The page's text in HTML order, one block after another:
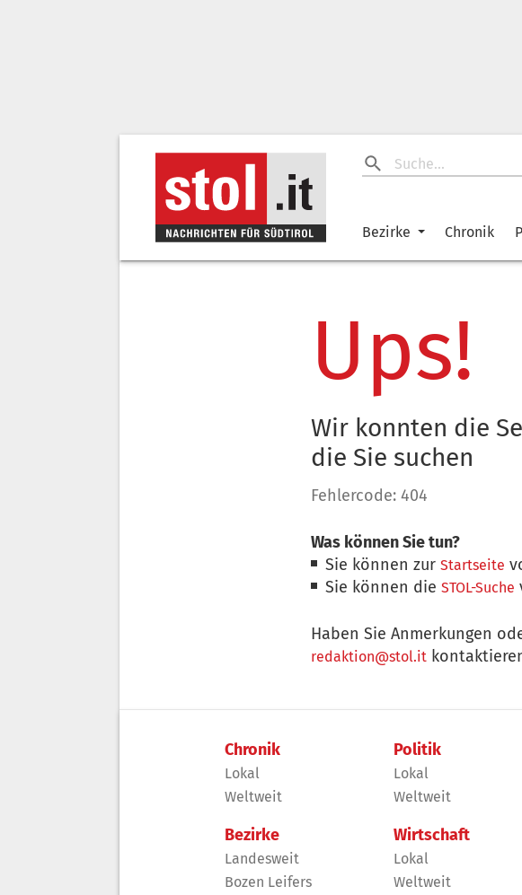
Bezirke Chronik
Ups!
Wir konnten die
die Sie suchen
Fehlercode: 404
Was können Sie tun?
Sie können zurStartseite
Sie können dieSTOL-Suche
Haben Sie Anmerkungen
redaktion@stol.it
Chronik
Lokal
Weltweit
Bezirke
Landesweit
Bozen Leifers
Politik
Lokal
Weltweit
Wirtschaft
Lokal
Weltweit